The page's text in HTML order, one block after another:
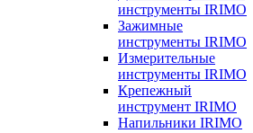
инструменты IRIMO
Зажимные
инструменты IRIMO
Измерительные
инструменты IRIMO
Крепежный
инструмент IRIMO
Напильники IRIMO